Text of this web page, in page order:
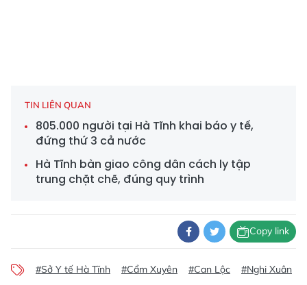
TIN LIÊN QUAN
805.000 người tại Hà Tĩnh khai báo y tế,
đứng thứ 3 cả nước
Hà Tĩnh bàn giao công dân cách ly tập
trung chặt chẽ, đúng quy trình
Copy link
#Sở Y tế Hà Tĩnh #Cẩm Xuyên #Can Lộc #Nghi Xuân